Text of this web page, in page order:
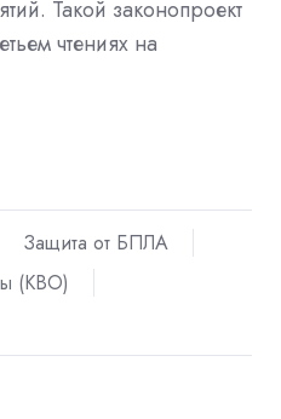
Такой законопроект
чтениях на
Защита от БПЛА
(КВО)